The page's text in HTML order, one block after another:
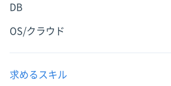
DB
OS/クラウド
求めるスキル